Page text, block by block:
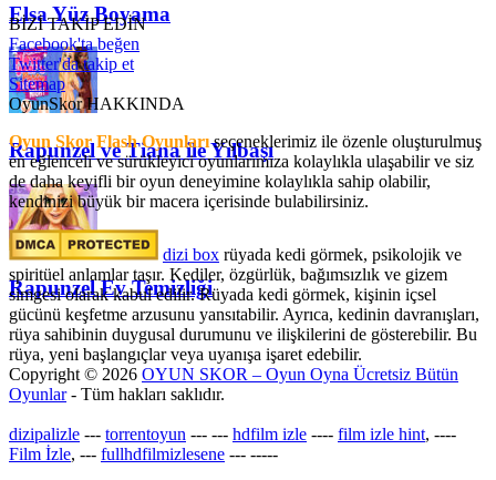
Elsa Yüz Boyama
Rapunzel ve Tiana ile Yılbaşı
Rapunzel Ev Temizliği
BİZİ TAKİP EDİN
Facebook'ta beğen
Twitter'da takip et
Sitemap
OyunSkor HAKKINDA
Oyun Skor Flash Oyunlarıseçeneklerimiz ile özenle oluşturulmuş
en eğlenceli ve sürükleyici oyunlarımıza kolaylıkla ulaşabilir ve siz
de daha keyifli bir oyun deneyimine kolaylıkla sahip olabilir,
kendinizi büyük bir macera içerisinde bulabilirsiniz.
dizi box rüyada kedi görmek​, psikolojik ve
spiritüel anlamlar taşır. Kediler, özgürlük, bağımsızlık ve gizem
simgesi olarak kabul edilir. Rüyada kedi görmek, kişinin içsel
gücünü keşfetme arzusunu yansıtabilir. Ayrıca, kedinin davranışları,
rüya sahibinin duygusal durumunu ve ilişkilerini de gösterebilir. Bu
rüya, yeni başlangıçlar veya uyanışa işaret edebilir.
Copyright © 2026 OYUN SKOR – Oyun Oyna Ücretsiz Bütün
Oyunlar- Tüm hakları saklıdır.
dizipalizle --- torrentoyun --- --- hdfilm izle ---- film izle hint, ----
Film İzle, --- fullhdfilmizlesene --- -----